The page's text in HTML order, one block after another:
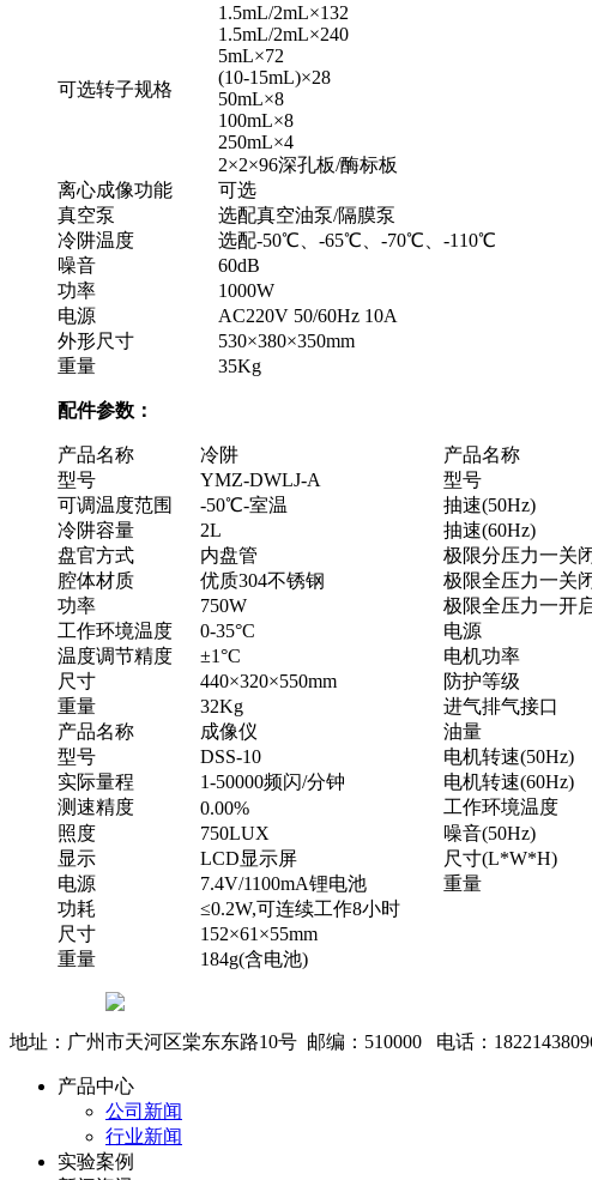
可选转子规格
1.5mL/2mL×132
1.5mL/2mL×240
5mL×72
(10-15mL)×28
50mL×8
100mL×8
250mL×4
2×2×96深孔板/酶标板
离心成像功能
可选
真空泵
选配真空油泵/隔膜泵
冷阱温度
选配-50℃、-65℃、-70℃、-110℃
噪音
60dB
功率
1000W
电源
AC220V 50/60Hz 10A
外形尺寸
530×380×350mm
重量
35Kg
配件参数：
产品名称 冷阱 产品名称
型号
YMZ-DWLJ-A 型号
可调温度范围
-50℃-室温 抽速(50Hz)
冷阱容量
2L 抽速(60Hz)
盘官方式
内盘管 极限分压力一关
腔体材质
优质304不锈钢 极限全压力一关
功率
750W 极限全压力一开
工作环境温度
0-35°C 电源
温度调节精度
±1°C 电机功率
尺寸
440×320×550mm 防护等级
重量
32Kg 进气排气接口
产品名称
成像仪 油量
型号
DSS-10 电机转速(50Hz)
实际量程
1-50000频闪/分钟 电机转速(60Hz)
测速精度
0.00% 工作环境温度
照度
750LUX 噪音(50Hz)
显示
LCD显示屏 尺寸(L*W*H)
电源
7.4V/1100mA锂电池 重量
功耗
≤0.2W,可连续工作8小时
尺寸
152×61×55mm
重量
184g(含电池)
地址：广州市天河区棠东东路10号 邮编：510000 电话：
产品中心
公司新闻
行业新闻
实验案例